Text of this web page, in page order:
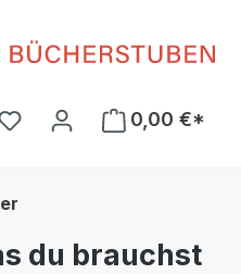
Du hast 0 Produkte auf
0,00 €*
du brauchst